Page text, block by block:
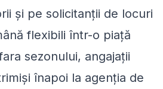
și pe solicitanții de locuri
flexibili într-o piață
sezonului, angajații
înapoi la agenția de